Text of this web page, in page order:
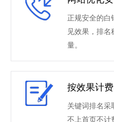
正规安全的白
见效果，排
量。
按效果计费
关键词排名采
不上首页不计